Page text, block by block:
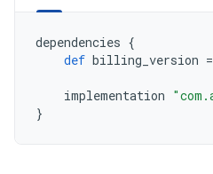
dependencies {
def billing_version =
implementation
}